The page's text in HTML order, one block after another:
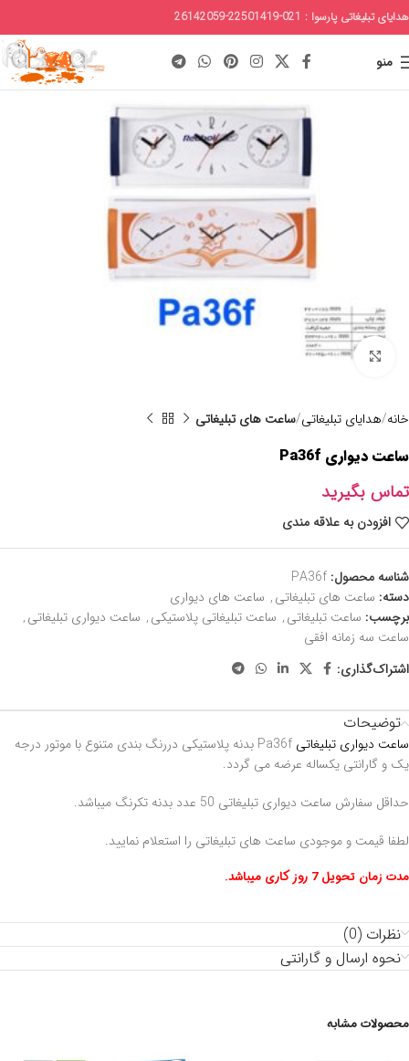
هدایای تبلیغاتی پارسوا : 021-22501419-26142059
منو
برای بزرگنمایی کلیک کنید
خانه هدایای تبلیغاتی ساعت های تبلیغاتی
ساعت دیواری Pa36f
تماس بگیرید
افزودن به علاقه مندی
شناسه محصول: PA36f
دسته: ساعت های تبلیغاتی, ساعت های دیواری
برچسب: ساعت تبلیغاتی, ساعت تبلیغاتی پلاستیکی, ساعت دیواری تبلیغاتی,
ساعت سه زمانه افقی
اشتراک‌گذاری:
توضیحات
ساعت دیواری تبلیغاتی
Pa36f بدنه پلاستیکی دررنگ بندی متنوع با موتور درجه
یک و گارانتی یکساله عرضه می گردد.
حداقل سفارش ساعت دیواری تبلیغاتی 50 عدد بدنه تکرنگ میباشد.
لطفا قیمت و موجودی ساعت های تبلیغاتی را استعلام نمایید.
مدت زمان تحویل 7 روز کاری میباشد.
نظرات (0)
نحوه ارسال و گارانتی
محصولات مشابه